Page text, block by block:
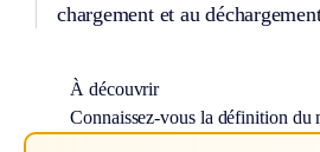
chargement et au
À découvrir
Connaissez-vous la définition du